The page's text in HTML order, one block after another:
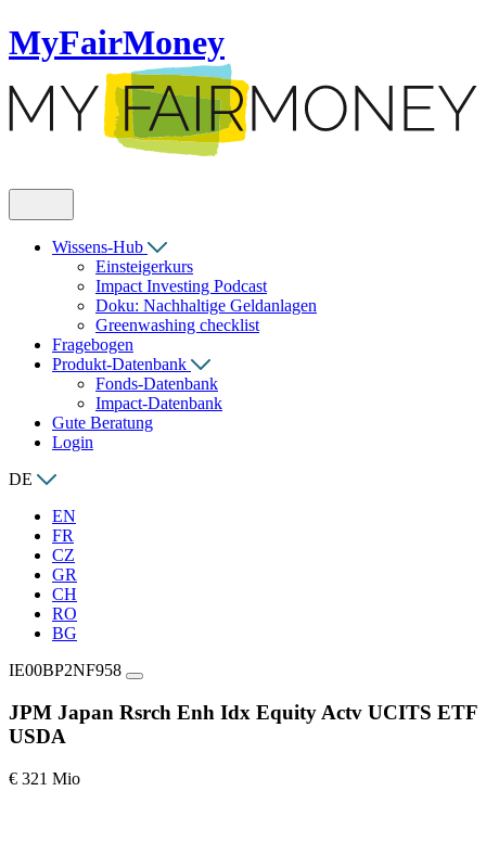
MyFairMoney
Wissens-Hub
Einsteigerkurs
Impact Investing Podcast
Doku: Nachhaltige Geldanlagen
Greenwashing checklist
Fragebogen
Produkt-Datenbank
Fonds-Datenbank
Impact-Datenbank
Gute Beratung
Login
DE
EN
FR
CZ
GR
CH
RO
BG
IE00BP2NF958
JPM Japan Rsrch Enh Idx Equity Actv UCITS ETF
USDA
€ 321 Mio